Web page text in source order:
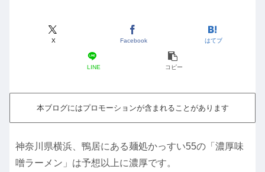
X Facebook はてブ
LINE コピー
本ブログにはプロモーションが含まれることがあります
神奈川県横浜、鴨居にある麺処かっすい55の「濃厚味
噌ラーメン」は予想以上に濃厚です。